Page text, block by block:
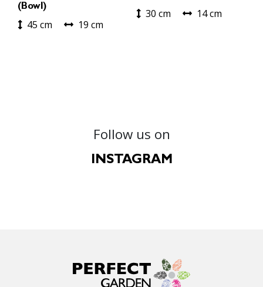
(Bowl)
45 cm 19 cm
30 cm 14 cm
Follow us on
INSTAGRAM